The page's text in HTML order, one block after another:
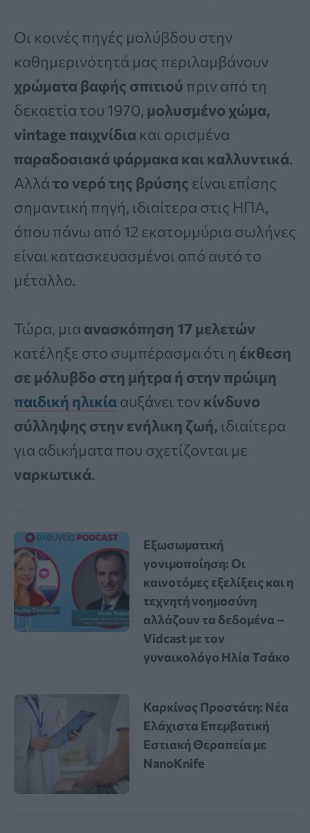
Οι κοινές πηγές μολύβδου στην
καθημερινότητά μας περιλαμβάνουν
χρώματα βαφής σπιτιού πριν από τη
δεκαετία του 1970, μολυσμένο χώμα,
vintage παιχνίδια και ορισμένα
παραδοσιακά φάρμακα και καλλυντικά.
Αλλάτο νερό της βρύσης είναι επίσης
σημαντική πηγή, ιδιαίτερα στις ΗΠΑ,
όπου πάνω από 12 εκατομμύρια σωλήνες
είναι κατασκευασμένοι από αυτό το
μέταλλο.
Τώρα, μια ανασκόπηση 17 μελετών
κατέληξε στο συμπέρασμα ότι η έκθεση
σε μόλυβδο στη μήτρα ή στην πρώιμη
παιδική ηλικία αυξάνει τον κίνδυνο
σύλληψης στην ενήλικη ζωή, ιδιαίτερα
για αδικήματα που σχετίζονται με
ναρκωτικά.
Εξωσωματική
γονιμοποίηση: Οι
καινοτόμες εξελίξεις και η
τεχνητή νοημοσύνη
αλλάζουν τα δεδομένα –
Vidcast με τον
γυναικολόγο Ηλία Τσάκο
Καρκίνος Προστάτη: Νέα
Ελάχιστα Επεμβατική
Εστιακή Θεραπεία με
NanoKnife